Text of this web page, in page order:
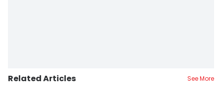
Related Articles See More